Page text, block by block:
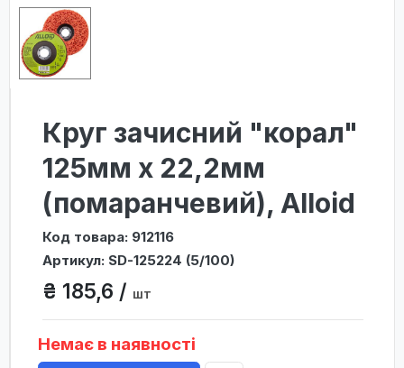
Круг зачисний "корал"
125мм х 22,2мм
(помаранчевий), Alloid
Код товара: 912116
Артикул: SD-125224 (5/100)
₴ 185,6 / шт
Немає в наявності